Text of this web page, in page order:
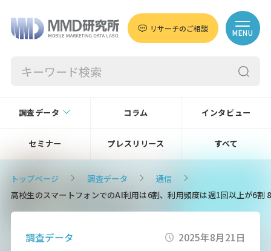
リサーチのご相談 MENU
調査データ コラム インタビュー
セミナー プレスリリース すべて
トップページ 調査データ
通信
高校生のスマートフォンでのAI利用は6割、利用頻度は週1回以上が6
調査データ 2025年8月21日